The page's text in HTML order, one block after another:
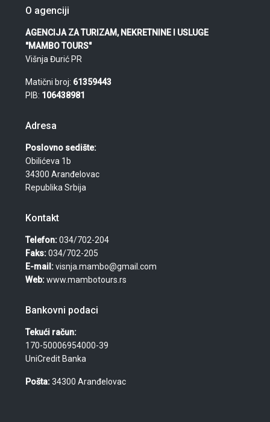
O agenciji
AGENCIJA ZA TURIZAM, NEKRETNINE I USLUGE
"MAMBO TOURS"
Višnja Đurić PR
Matični broj: 61359443
PIB: 106438981
Adresa
Poslovno sedište:
Obilićeva 1b
34300 Aranđelovac
Republika Srbija
Kontakt
Telefon:034/702-204
Faks:034/702-205
E-mail:visnja.mambo@gmail.com
Web:www.mambotours.rs
Bankovni podaci
Tekući račun:
170-50006954000-39
UniCredit Banka
Pošta:34300 Aranđelovac